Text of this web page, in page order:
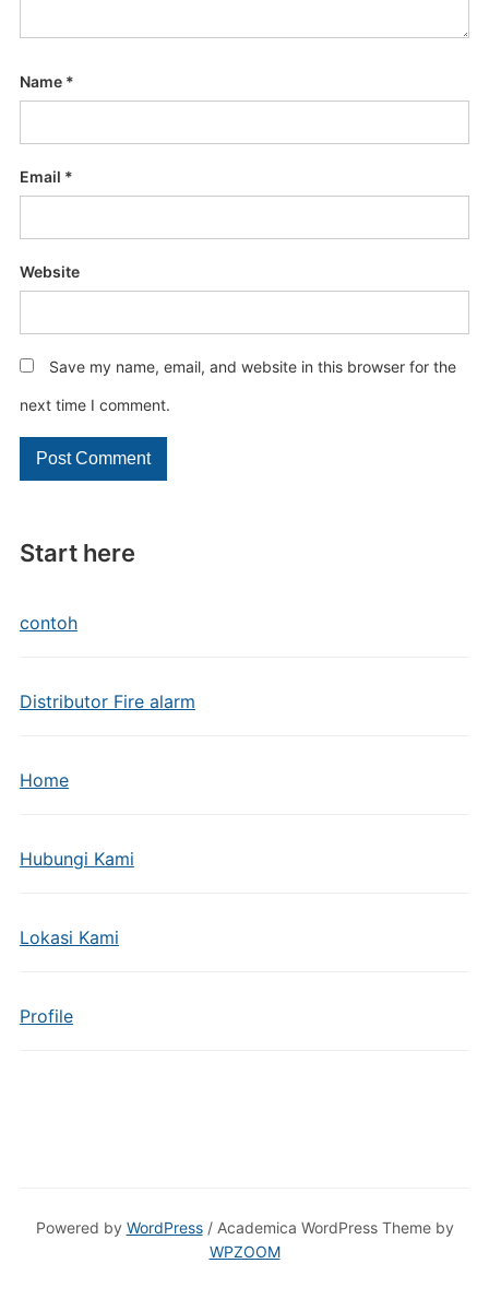
Start here
contoh
Distributor Fire alarm
Home
Hubungi Kami
Lokasi Kami
Profile
Name *
Email *
Website
Save my name, email, and website in this browser for the
next time I comment.
Powered by WordPress/ Academica WordPress Theme by
WPZOOM